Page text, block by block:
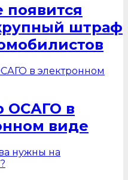
появится
штраф
ОСАГО в
виде